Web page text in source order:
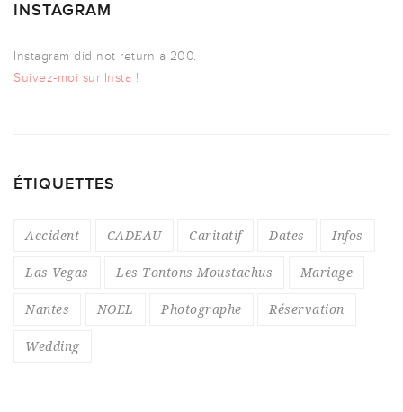
INSTAGRAM
Instagram did not return a 200.
Suivez-moi sur Insta !
ÉTIQUETTES
Accident CADEAU Caritatif Dates Infos
Las Vegas Les Tontons Moustachus Mariage
Nantes NOEL Photographe Réservation
Wedding